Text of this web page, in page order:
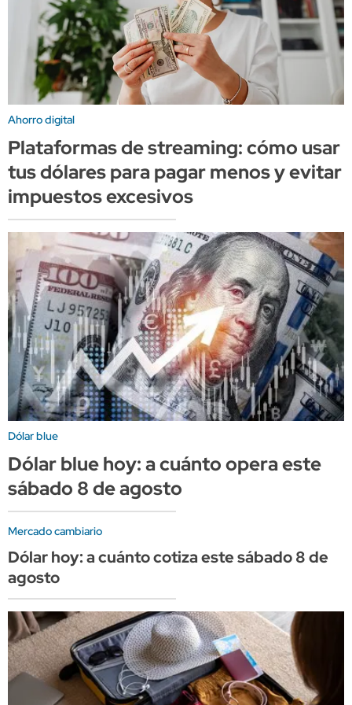
Ahorro digital
Plataformas de streaming: cómo usar
tus dólares para pagar menos y evitar
impuestos excesivos
Dólar blue
Dólar blue hoy: a cuánto opera este
sábado 8 de agosto
Mercado cambiario
Dólar hoy: a cuánto cotiza este sábado 8 de
agosto